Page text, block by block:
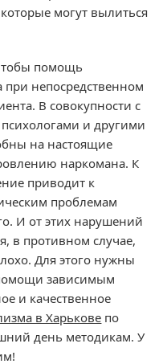
могут вылиться
помощь
непосредственном
В совокупности с
и другими
на настоящие
наркомана. К
приводит к
проблемам
И от этих нарушений
в противном случае,
Для этого нужны
зависимым
и качественное
в Харькове по
день методикам. У